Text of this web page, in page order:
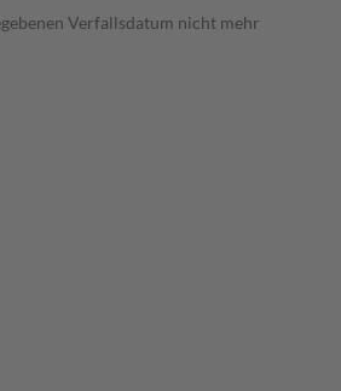
Verfallsdatum nicht mehr